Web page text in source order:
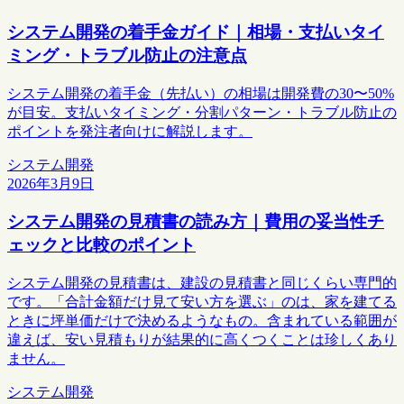
システム開発の着手金ガイド｜相場・支払いタイ
ミング・トラブル防止の注意点
システム開発の着手金（先払い）の相場は開発費の30〜50%
が目安。支払いタイミング・分割パターン・トラブル防止の
ポイントを発注者向けに解説します。
システム開発
2026年3月9日
システム開発の見積書の読み方｜費用の妥当性チ
ェックと比較のポイント
システム開発の見積書は、建設の見積書と同じくらい専門的
です。「合計金額だけ見て安い方を選ぶ」のは、家を建てる
ときに坪単価だけで決めるようなもの。含まれている範囲が
違えば、安い見積もりが結果的に高くつくことは珍しくあり
ません。
システム開発